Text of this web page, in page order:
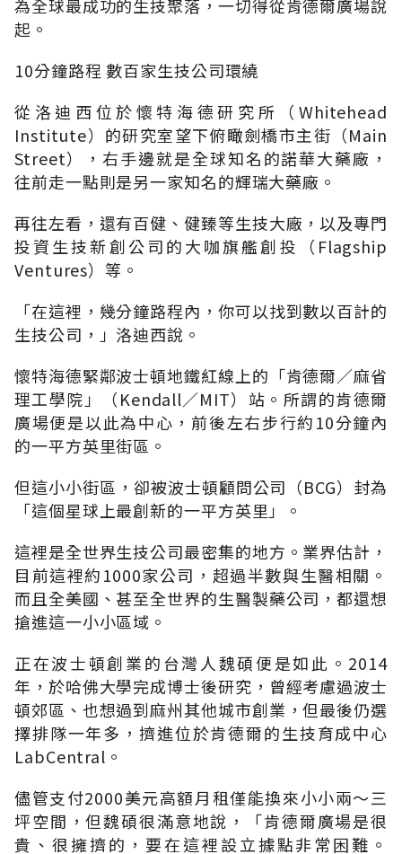
為全球最成功的生技聚落，一切得從肯德爾廣場說
起。
10分鐘路程 數百家生技公司環繞
從洛迪西位於懷特海德研究所（Whitehead
Institute）的研究室望下俯瞰劍橋市主街（Main
Street），右手邊就是全球知名的諾華大藥廠，
往前走一點則是另一家知名的輝瑞大藥廠。
再往左看，還有百健、健臻等生技大廠，以及專門
投資生技新創公司的大咖旗艦創投（Flagship
Ventures）等。
「在這裡，幾分鐘路程內，你可以找到數以百計的
生技公司，」洛迪西說。
懷特海德緊鄰波士頓地鐵紅線上的「肯德爾∕麻省
理工學院」（Kendall∕MIT）站。所謂的肯德爾
廣場便是以此為中心，前後左右步行約10分鐘內
的一平方英里街區。
但這小小街區，卻被波士頓顧問公司（BCG）封為
「這個星球上最創新的一平方英里」。
這裡是全世界生技公司最密集的地方。業界估計，
目前這裡約1000家公司，超過半數與生醫相關。
而且全美國、甚至全世界的生醫製藥公司，都還想
搶進這一小小區域。
正在波士頓創業的台灣人魏碩便是如此。2014
年，於哈佛大學完成博士後研究，曾經考慮過波士
頓郊區、也想過到麻州其他城市創業，但最後仍選
擇排隊一年多，擠進位於肯德爾的生技育成中心
LabCentral。
儘管支付2000美元高額月租僅能換來小小兩～三
坪空間，但魏碩很滿意地說，「肯德爾廣場是很
貴、很擁擠的，要在這裡設立據點非常困難。